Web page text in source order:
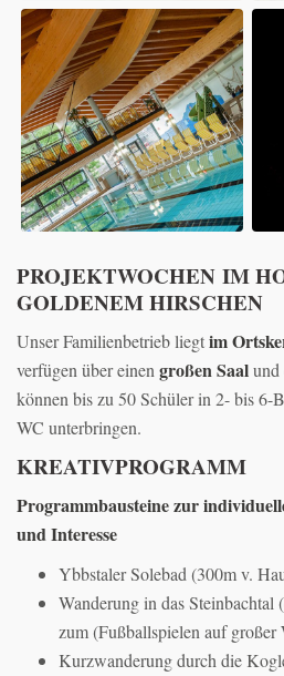
PROJEKTWOCHEN IM
GOLDENEM HIRSCHEN
Unser Familienbetrieb liegtim
verfügen über einen großen Saalund
können bis zu 50 Schüler in 2- bis 6-
WC unterbringen.
KREATIVPROGRAMM
Programmbausteine zur
und Interesse
Ybbstaler Solebad (300m v.
Wanderung in das
zum (Fußballspielen auf großer
Kurzwanderung durch die